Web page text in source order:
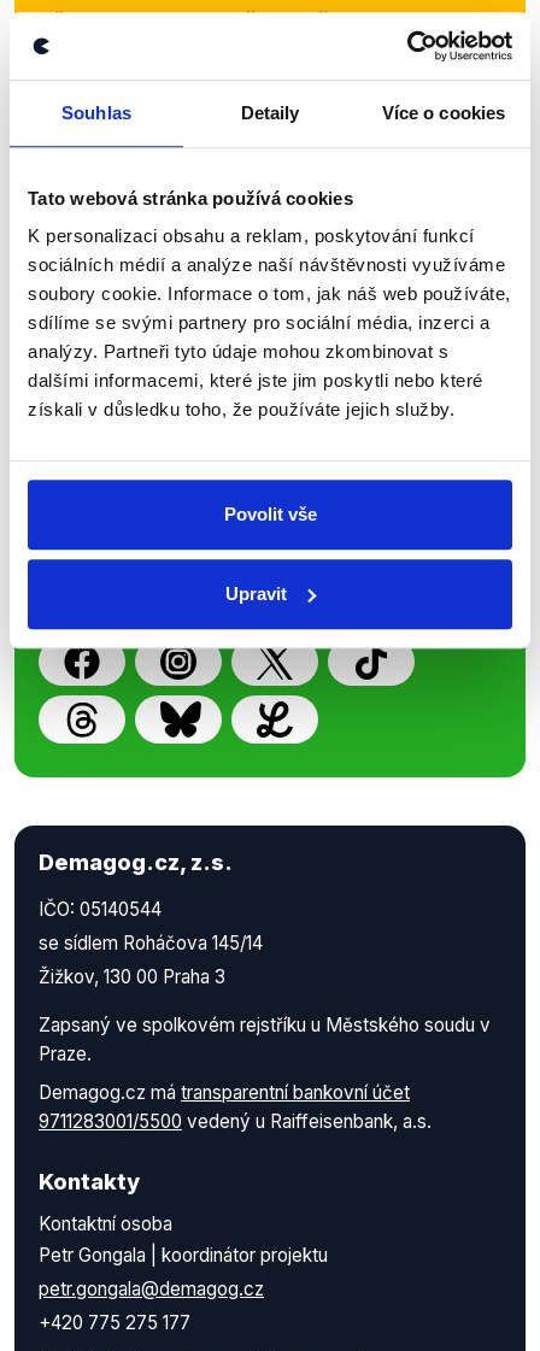
Souhlas Detaily Více o cookies
Tato webová stránka používá cookies
K personalizaci obsahu a reklam, poskytování funkcí
sociálních médií a analýze naší návštěvnosti využíváme
soubory cookie. Informace o tom, jak náš web používáte,
sdílíme se svými partnery pro sociální média, inzerci a
analýzy. Partneři tyto údaje mohou zkombinovat s
dalšími informacemi, které jste jim poskytli nebo které
získali v důsledku toho, že používáte jejich služby.
Povolit vše
Upravit
Přihlaste se k odběru našeho
newsletteru nebo
whatsappového
shrnutí nejzajímavějších článků a analýz.
přehled o tom, jaké dezinformace a
nepravdy se zrovna v Česku šíří.
Newsletter WhatsApp
z Demagog.cz. Sdílením našich
příspěvků přátelům podpoříte naši
Demagog.cz, z.s.
IČO: 05140544
se sídlem Roháčova 145/14
Žižkov, 130 00 Praha 3
Zapsaný ve spolkovém rejstříku u Městského soudu v
Praze.
Demagog.cz má transparentní bankovní účet
9711283001/5500 vedený u Raiffeisenbank, a.s.
Kontakty
Kontaktní osoba
Petr Gongala | koordinátor projektu
petr.gongala@demagog.cz
+420 775 275 177